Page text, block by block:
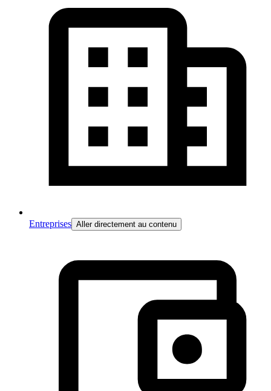
Entreprises Aller directement au contenu